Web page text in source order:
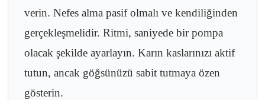
verin. Nefes alma pasif olmalı ve kendiliğinden
gerçekleşmelidir. Ritmi, saniyede bir pompa
olacak şekilde ayarlayın. Karın kaslarınızı aktif
tutun, ancak göğsünüzü sabit tutmaya özen
gösterin.